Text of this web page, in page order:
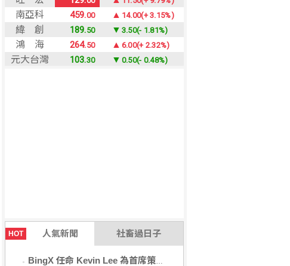
HOT 人氣新聞 社畜過日子
BingX 任命 Kevin Lee 為首席策略長，加速推進多資產、以用戶為核心的發展願景